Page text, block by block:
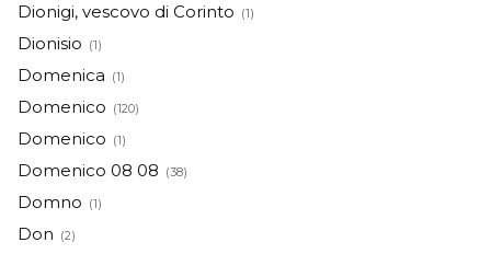
Dionigi, vescovo di Corinto (1)
Dionisio (1)
Domenica (1)
Domenico (120)
Domenico (1)
Domenico 08 08 (38)
Domno (1)
Don (2)